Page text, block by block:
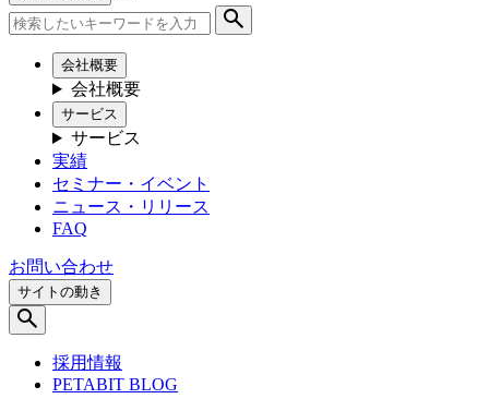
会社概要
会社概要
サービス
サービス
実績
セミナー・イベント
ニュース・リリース
FAQ
お問い合わせ
サイトの動き
採用情報
PETABIT BLOG